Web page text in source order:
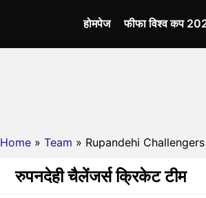
होमपेज
फीफा विश्व कप
Home » Team » Rupandehi Challengers
रुपनदेही चैलेंजर्स क्रिकेट टीम